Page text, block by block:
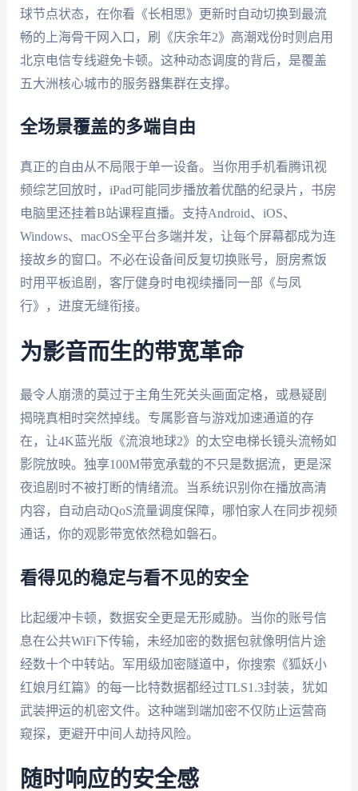
球节点状态，在你看《长相思》更新时自动切换到最流
畅的上海骨干网入口，刷《庆余年2》高潮戏份时则启用
北京电信专线避免卡顿。这种动态调度的背后，是覆盖
五大洲核心城市的服务器集群在支撑。
全场景覆盖的多端自由
真正的自由从不局限于单一设备。当你用手机看腾讯视
频综艺回放时，iPad可能同步播放着优酷的纪录片，书房
电脑里还挂着B站课程直播。支持Android、iOS、
Windows、macOS全平台多端并发，让每个屏幕都成为连
接故乡的窗口。不必在设备间反复切换账号，厨房煮饭
时用平板追剧，客厅健身时电视续播同一部《与凤
行》，进度无缝衔接。
为影音而生的带宽革命
最令人崩溃的莫过于主角生死关头画面定格，或悬疑剧
揭晓真相时突然掉线。专属影音与游戏加速通道的存
在，让4K蓝光版《流浪地球2》的太空电梯长镜头流畅如
影院放映。独享100M带宽承载的不只是数据流，更是深
夜追剧时不被打断的情绪流。当系统识别你在播放高清
内容，自动启动QoS流量调度保障，哪怕家人在同步视频
通话，你的观影带宽依然稳如磐石。
看得见的稳定与看不见的安全
比起缓冲卡顿，数据安全更是无形威胁。当你的账号信
息在公共WiFi下传输，未经加密的数据包就像明信片途
经数十个中转站。军用级加密隧道中，你搜索《狐妖小
红娘月红篇》的每一比特数据都经过TLS1.3封装，犹如
武装押运的机密文件。这种端到端加密不仅防止运营商
窥探，更避开中间人劫持风险。
随时响应的安全感